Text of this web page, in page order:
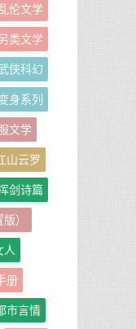
伦文学
类文学
侠科幻
身系列
文学
山云罗
剑诗篇
）
人
册
市言情